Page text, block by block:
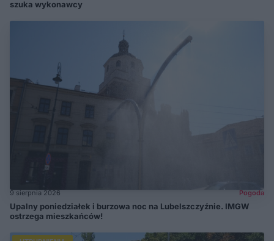
szuka wykonawcy
9 sierpnia 2026 Pogoda
Upalny poniedziałek i burzowa noc na Lubelszczyźnie. IMGW
ostrzega mieszkańców!